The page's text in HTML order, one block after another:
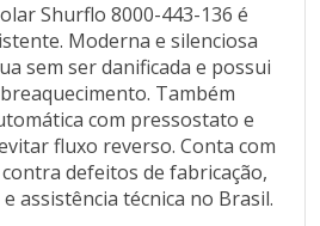
2275
2115
1905
1840
1700
disponível para bombear
Shurflo 8000-443-136 é
Moderna e silenciosa
sem ser danificada e possui
Também
com pressostato e
fluxo reverso. Conta com
defeitos de fabricação,
assistência técnica no Brasil.